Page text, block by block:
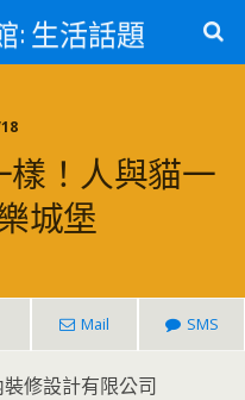
: 生活話題
！人與貓一
城堡
Mail SMS
修設計有限公司